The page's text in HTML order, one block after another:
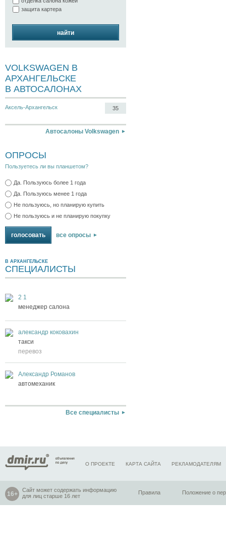
защита картера
найти
VOLKSWAGEN В
АРХАНГЕЛЬСКЕ
В АВТОСАЛОНАХ
Аксель-Архангельск 35
Автосалоны Volkswagen
ОПРОСЫ
Пользуетесь ли вы планшетом?
Да. Пользуюсь более 1 года
Да. Пользуюсь менее 1 года
Не пользуюсь, но планирую купить
Не пользуюсь и не планирую покупку
все опросы
В АРХАНГЕЛЬСКЕ
СПЕЦИАЛИСТЫ
2 1
менеджер салона
александр коковахин
такси
перевоз
Александр Романов
автомеханик
Все специалисты
О ПРОЕКТЕ КАРТА САЙТА РЕКЛАМОДАТЕЛЯМ
Сайт может содержать информацию
для лиц старше 16 лет
Правила Положение о